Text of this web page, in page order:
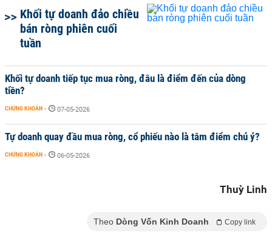
Khối tự doanh đảo chiều
bán ròng phiên cuối
tuần
Khối tự doanh tiếp tục mua ròng, đâu là điểm đến của dòng
tiền?
CHỨNG KHOÁN - 07-05-2026
Tự doanh quay đầu mua ròng, cổ phiếu nào là tâm điểm chú ý?
CHỨNG KHOÁN - 06-05-2026
Thuỳ Linh
Theo Dòng Vốn Kinh Doanh Copy link